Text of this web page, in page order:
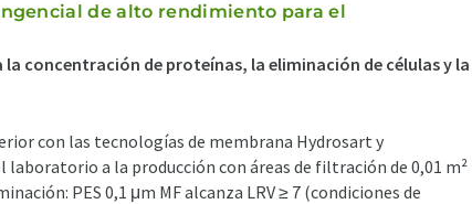
de alto rendimiento para el
concentración de proteínas, la eliminación de células y la
con las tecnologías de membrana Hydrosart y
a la producción con áreas de filtración de 0,01 m²
PES 0,1 μm MF alcanza LRV ≥ 7 (condiciones de